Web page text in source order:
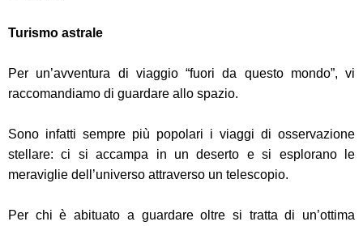
Turismo astrale
Per un’avventura di viaggio “fuori da questo mondo”, vi
raccomandiamo di guardare allo spazio.
Sono infatti sempre più popolari i viaggi di osservazione
stellare: ci si accampa in un deserto e si esplorano le
meraviglie dell’universo attraverso un telescopio.
Per chi è abituato a guardare oltre si tratta di un’ottima